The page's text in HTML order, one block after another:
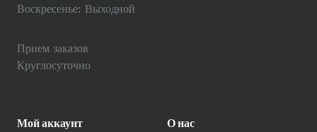
Воскресенье: Выходной
Прием заказов
Круглосуточно
Мой аккаунт О нас